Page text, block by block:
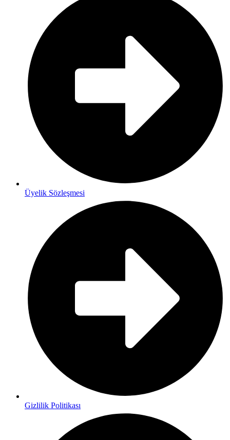
Üyelik Sözleşmesi
Gizlilik Politikası